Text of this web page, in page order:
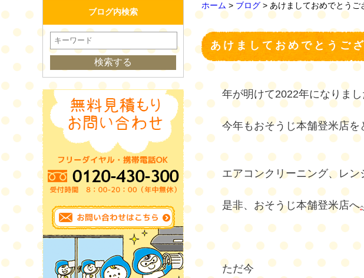
ホーム > ブログ > あけましておめでとうご
あけましておめでとうご
年が明けて2022年になりまし
今年もおそうじ本舗登米店を
エアコンクリーニング、レ
是非、おそうじ本舗登米店へ
ただ今
ブログ内検索